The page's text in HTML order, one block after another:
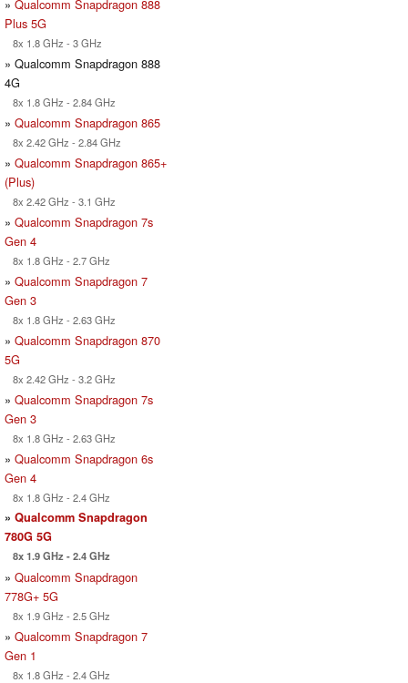
» Qualcomm Snapdragon 888
Plus 5G
8x 1.8 GHz - 3 GHz
» Qualcomm Snapdragon 888
4G
8x 1.8 GHz - 2.84 GHz
» Qualcomm Snapdragon 865
8x 2.42 GHz - 2.84 GHz
» Qualcomm Snapdragon 865+
(Plus)
8x 2.42 GHz - 3.1 GHz
» Qualcomm Snapdragon 7s
Gen 4
8x 1.8 GHz - 2.7 GHz
» Qualcomm Snapdragon 7
Gen 3
8x 1.8 GHz - 2.63 GHz
» Qualcomm Snapdragon 870
5G
8x 2.42 GHz - 3.2 GHz
» Qualcomm Snapdragon 7s
Gen 3
8x 1.8 GHz - 2.63 GHz
» Qualcomm Snapdragon 6s
Gen 4
8x 1.8 GHz - 2.4 GHz
» Qualcomm Snapdragon
780G 5G
8x 1.9 GHz - 2.4 GHz
» Qualcomm Snapdragon
778G+ 5G
8x 1.9 GHz - 2.5 GHz
» Qualcomm Snapdragon 7
Gen 1
8x 1.8 GHz - 2.4 GHz